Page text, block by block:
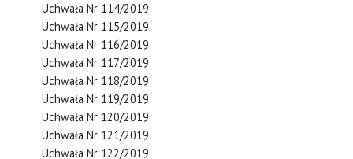
Uchwała Nr 114/2019
Uchwała Nr 115/2019
Uchwała Nr 116/2019
Uchwała Nr 117/2019
Uchwała Nr 118/2019
Uchwała Nr 119/2019
Uchwała Nr 120/2019
Uchwała Nr 121/2019
Uchwała Nr 122/2019